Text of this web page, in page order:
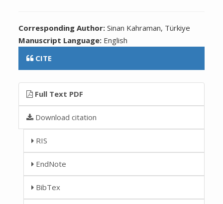
Corresponding Author:Sinan Kahraman, Türkiye
Manuscript Language: English
CITE
Full Text PDF
Download citation
RIS
EndNote
BibTex